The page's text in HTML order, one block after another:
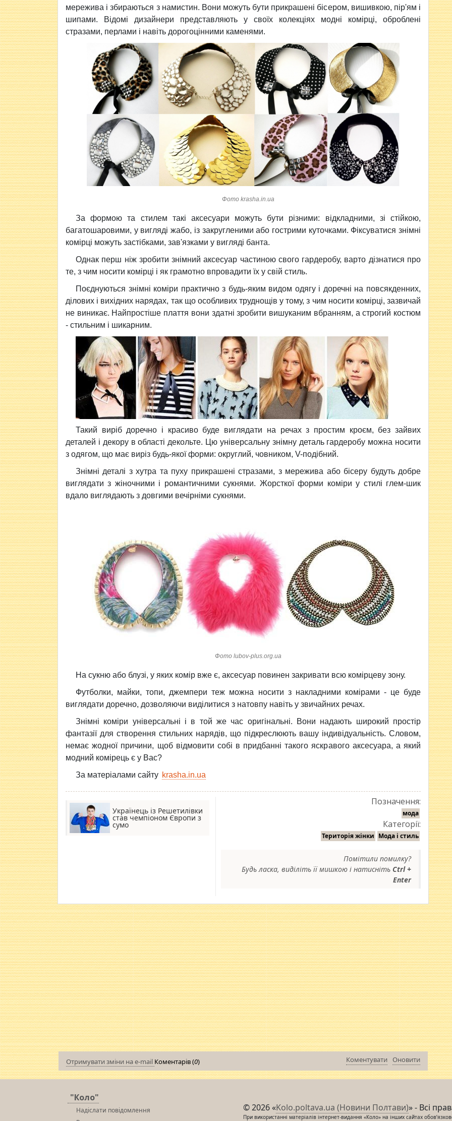
мережива і збираються з намистин. Вони можуть бути прикрашені бісером, вишивкою, пір'ям і
шипами. Відомі дизайнери представляють у своїх колекціях модні комірці, оброблені
стразами, перлами і навіть дорогоцінними каменями.
Фото krasha.in.ua
За формою та стилем такі аксесуари можуть бути різними: відкладними, зі стійкою,
багатошаровими, у вигляді жабо, із закругленими або гострими куточками. Фіксуватися знімні
комірці можуть застібками, зав'язками у вигляді банта.
Однак перш ніж зробити знімний аксесуар частиною свого гардеробу, варто дізнатися про
те, з чим носити комірці і як грамотно впровадити їх у свій стиль.
Поєднуються знімні коміри практично з будь-яким видом одягу і доречні на повсякденних,
ділових і вихідних нарядах, так що особливих труднощів у тому, з чим носити комірці, зазвичай
не виникає. Найпростіше плаття вони здатні зробити вишуканим вбранням, а строгий костюм
- стильним і шикарним.
Такий виріб доречно і красиво буде виглядати на речах з простим кроєм, без зайвих
деталей і декору в області декольте. Цю універсальну знімну деталь гардеробу можна носити
з одягом, що має виріз будь-якої форми: округлий, човником, V-подібний.
Знімні деталі з хутра та пуху прикрашені стразами, з мережива або бісеру будуть добре
виглядати з жіночними і романтичними сукнями. Жорсткої форми коміри у стилі глем-шик
вдало виглядають з довгими вечірніми сукнями.
Фото lubov-plus.org.ua
На сукню або блузі, у яких комір вже є, аксесуар повинен закривати всю комірцеву зону.
Футболки, майки, топи, джемпери теж можна носити з накладними комірами - це буде
виглядати доречно, дозволяючи виділитися з натовпу навіть у звичайних речах.
Знімні коміри універсальні і в той же час оригінальні. Вони надають широкий простір
фантазії для створення стильних нарядів, що підкреслюють вашу індивідуальність. Словом,
немає жодної причини, щоб відмовити собі в придбанні такого яскравого аксесуара, а який
модний комірець є у Вас?
За матеріалами сайту krasha.in.ua
Українець із Решетилівки
став чемпіоном Європи з
сумо
Позначення:
мода
Категорії:
Територія жінки Мода і стиль
Помітили помилку?
Будь ласка, виділіть її мишкою і натисніть Ctrl +
Enter
Отримувати зміни на e-mail Коментарів (0) Оновити
Коментувати
"Коло"
Надіслати повідомлення
© 2026 «Kolo.poltava.ua (Новини Полтави)» - Всі
При використанні матеріалів інтернет-видання «Коло» на інших сайтах